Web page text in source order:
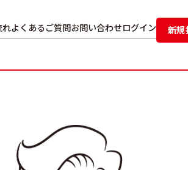
れよくあるご質問お問い合わせログイン 新規